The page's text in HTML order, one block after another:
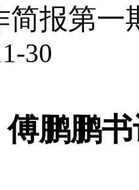
简报第一
30
傅鹏鹏